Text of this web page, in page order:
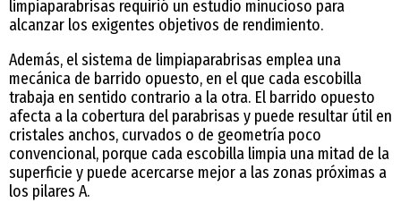
limpiaparabrisas requirió un estudio minucioso para
alcanzar los exigentes objetivos de rendimiento.
Además, el sistema de limpiaparabrisas emplea una
mecánica de barrido opuesto, en el que cada escobilla
trabaja en sentido contrario a la otra. El barrido opuesto
afecta a la cobertura del parabrisas y puede resultar útil en
cristales anchos, curvados o de geometría poco
convencional, porque cada escobilla limpia una mitad de la
superficie y puede acercarse mejor a las zonas próximas a
los pilares A.